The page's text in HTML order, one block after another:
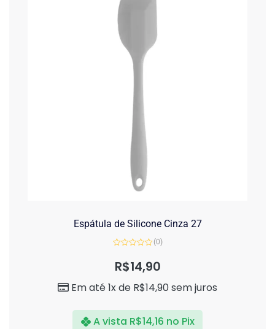
Espátula de Silicone Cinza 27
de
(0)
R$14,90
Em até 1x de R$14,90sem juros
A vista R$14,16 no Pix